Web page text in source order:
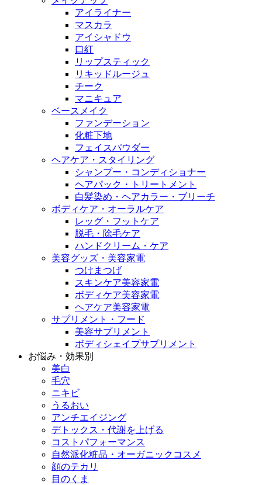
アイライナー
マスカラ
アイシャドウ
口紅
リップスティック
リキッドルージュ
チーク
マニキュア
ベースメイク
ファンデーション
化粧下地
フェイスパウダー
ヘアケア・スタイリング
シャンプー・コンディショナー
ヘアパック・トリートメント
白髪染め・ヘアカラー・ブリーチ
ボディケア・オーラルケア
レッグ・フットケア
脱毛・除毛ケア
ハンドクリーム・ケア
美容グッズ・美容家電
つけまつげ
スキンケア美容家電
ボディケア美容家電
ヘアケア美容家電
サプリメント・フード
美容サプリメント
ボディシェイプサプリメント
お悩み・効果別
美白
毛穴
ニキビ
うるおい
アンチエイジング
デトックス・代謝を上げる
コストパフォーマンス
自然派化粧品・オーガニックコスメ
顔のテカリ
目のくま